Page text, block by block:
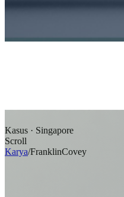
Kasus · Singapore
Scroll
Karya/FranklinCovey